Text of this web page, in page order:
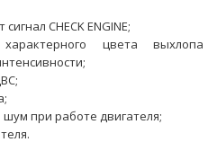
CHECK ENGINE;
цвета выхлопа
при работе двигателя;